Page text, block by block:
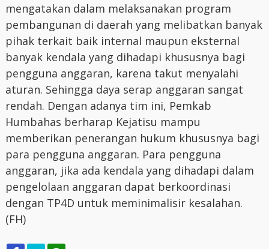
mengatakan dalam melaksanakan program
pembangunan di daerah yang melibatkan banyak
pihak terkait baik internal maupun eksternal
banyak kendala yang dihadapi khususnya bagi
pengguna anggaran, karena takut menyalahi
aturan. Sehingga daya serap anggaran sangat
rendah. Dengan adanya tim ini, Pemkab
Humbahas berharap Kejatisu mampu
memberikan penerangan hukum khususnya bagi
para pengguna anggaran. Para pengguna
anggaran, jika ada kendala yang dihadapi dalam
pengelolaan anggaran dapat berkoordinasi
dengan TP4D untuk meminimalisir kesalahan.
(FH)